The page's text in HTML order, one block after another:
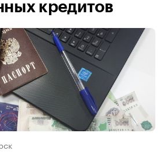
кредитов